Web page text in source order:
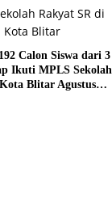
Calon Siswa dari 3
Ikuti MPLS Sekolah
Blitar Agustus